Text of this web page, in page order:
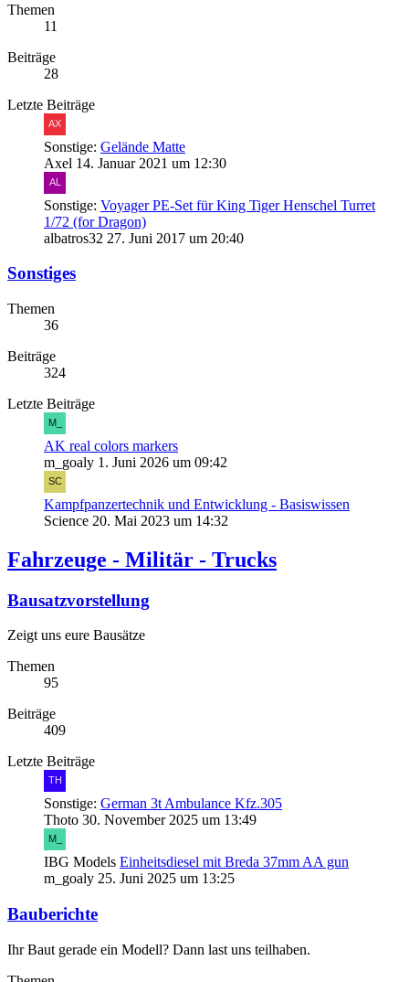
Themen
11
Beiträge
28
Letzte Beiträge
Sonstige: Gelände Matte
Axel 14. Januar 2021 um 12:30
Sonstige: Voyager PE-Set für King Tiger Henschel Turret
1/72 (for Dragon)
albatros32 27. Juni 2017 um 20:40
Sonstiges
Themen
36
Beiträge
324
Letzte Beiträge
AK real colors markers
m_goaly 1. Juni 2026 um 09:42
Kampfpanzertechnik und Entwicklung - Basiswissen
Science 20. Mai 2023 um 14:32
Fahrzeuge - Militär - Trucks
Bausatzvorstellung
Zeigt uns eure Bausätze
Themen
95
Beiträge
409
Letzte Beiträge
Sonstige: German 3t Ambulance Kfz.305
Thoto 30. November 2025 um 13:49
IBG Models Einheitsdiesel mit Breda 37mm AA gun
m_goaly 25. Juni 2025 um 13:25
Bauberichte
Ihr Baut gerade ein Modell? Dann last uns teilhaben.